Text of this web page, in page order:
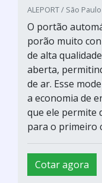
ALEPORT / São
O portão
porão muito
de alta
aberta,
de ar. Esse
a economia de
que ele permite
para o primeiro
Cotar agora